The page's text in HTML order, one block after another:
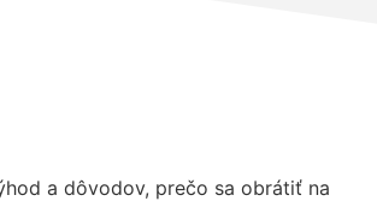
a dôvodov, prečo sa obrátiť na